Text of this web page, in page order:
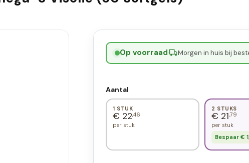
Op voorraad· Morgen in huis bij
Aantal
1 STUK
€ 22,46
per stuk
2 STUKS
€ 21,79
per stuk
Bespaar €